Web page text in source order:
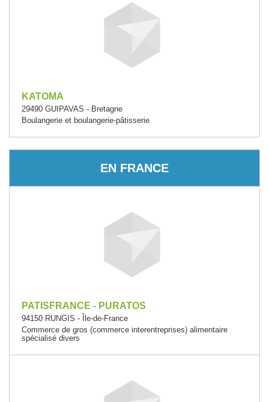
KATOMA
29490 GUIPAVAS - Bretagne
Boulangerie et boulangerie-pâtisserie
EN FRANCE
PATISFRANCE - PURATOS
94150 RUNGIS - Île-de-France
Commerce de gros (commerce interentreprises) alimentaire
spécialisé divers